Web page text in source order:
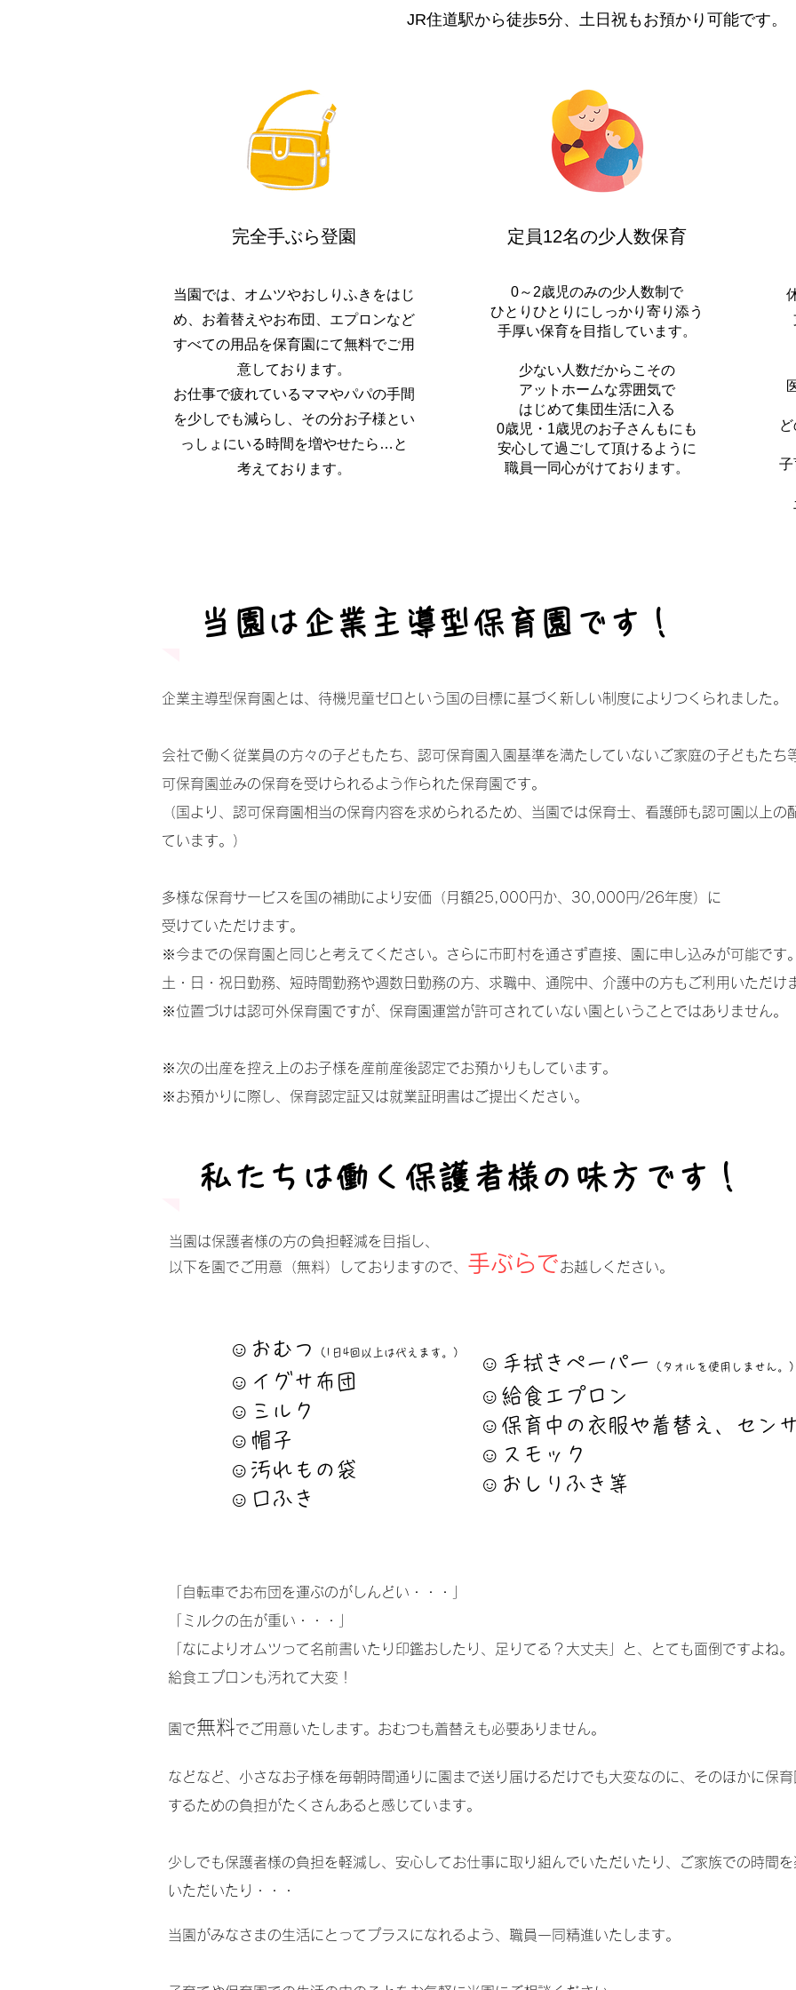
JR住道駅から徒歩5分、土日祝もお預かり可能です。
完全手ぶら登園
当園では、オムツやおしりふきをはじ
め、お着替えやお布団、エプロンなど
すべての用品を保育園にて無料でご用
意しております。
お仕事で疲れているママやパパの手間
を少しでも減らし、その分お子様とい
っしょにいる時間を増やせたら…と
​考えております。
定員12名の少人数保育
0～2歳児のみの少人数制で
ひとりひとりにしっかり寄り添う
​手厚い保育を目指しています。
少ない人数だからこその
アットホームな雰囲気で
はじめて集団生活に入る
0歳児・1歳児のお子さんもにも
安心して過ごして頂けるように
​職員一同心がけております。
子
当園は企業主導型保育園です！
企業主導型保育園とは、待機児童ゼロという国の目標に基づく新しい制度によりつくられました。
会社で働く従業員の方々の子どもたち、認可保育園入園基準を満たしていないご家庭の子どもたち
可保育園並みの保育を受けられるよう作られた保育園です。
（国より、認可保育園相当の保育内容を求められるため、当園では保育士、看護師も認可園以上の
ています。）
多様な保育サービスを国の補助により安価（月額25,000円か、30,000円/26年度）に
受けていただけます。
※今までの保育園と同じと考えてください。さらに市町村を通さず直接、園に申し込みが可能です。
土・日・祝日勤務、短時間勤務や週数日勤務の方、求職中、通院中、介護中の方もご利用いただけ
※位置づけは認可外保育園ですが、保育園運営が許可されていない園ということではありません。
※次の出産を控え上のお子様を産前産後認定でお預かりもしています。
※お預かりに際し、保育認定証又は就業証明書はご提出ください。
私たちは働く保護者様の味方です！
当園は保護者様の方の負担軽減を目指し、
以
下を園でご用意（無料）しておりますので、 手ぶらでお越しください。
☺おむつ （1日4回以上は代えます。）
☺イグサ布団
☺ミルク
☺帽子
☺汚れもの袋
☺口ふき
☺手拭きペーパー （タオルを使用し
☺給食エプロン
☺保育中の衣服や着替え、セン
☺スモック
☺おしりふき等
「自転車でお布団を運ぶのがしんどい・・・」
「ミルクの缶が重い・・・」
「なによりオムツって名前書いたり印鑑おしたり、足りてる？大丈夫」と、とても面倒ですよね。
給食エプロンも汚れて大変！
​園で無料でご用意いたします。おむつも​着替えも必要あ りません。
などなど、小さなお子様を毎朝時間通りに園まで送り届けるだけでも大変なのに、 そのほかに保
するための負担がたくさんあると感じています。
少しでも保護者様の負担を軽減し、安心してお仕事に取り組んでいただいたり、
ご家族での時間
いただいたり・・・
当園がみなさまの生活にとってプラスになれるよう、職員一同精進いたします。